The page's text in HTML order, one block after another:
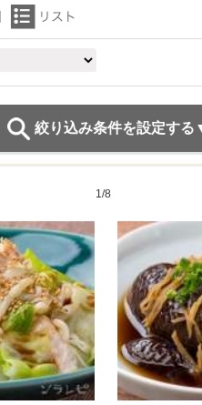
絞り込み条件を設定する
1/8